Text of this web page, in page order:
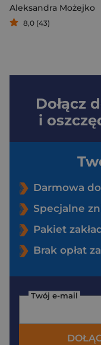
Aleksandra Możejko
8,0 (43)
Dołącz
i
Darmowa
Specjalne
Pakiet
Brak opłat
Twój e-mail